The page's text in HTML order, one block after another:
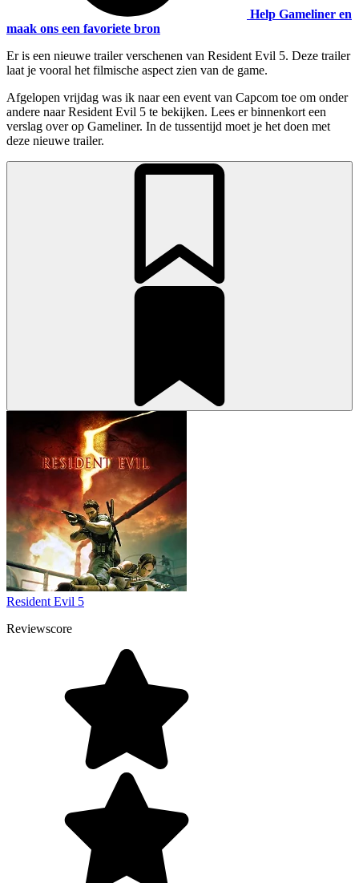
Help Gameliner en
maak ons een favoriete bron
Er is een nieuwe trailer verschenen van Resident Evil 5. Deze trailer
laat je vooral het filmische aspect zien van de game.
Afgelopen vrijdag was ik naar een event van Capcom toe om onder
andere naar Resident Evil 5 te bekijken. Lees er binnenkort een
verslag over op Gameliner. In de tussentijd moet je het doen met
deze nieuwe trailer.
Resident Evil 5
Reviewscore